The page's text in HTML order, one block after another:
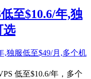
至$10.6/年,独
选
低至$10.6/年，多个